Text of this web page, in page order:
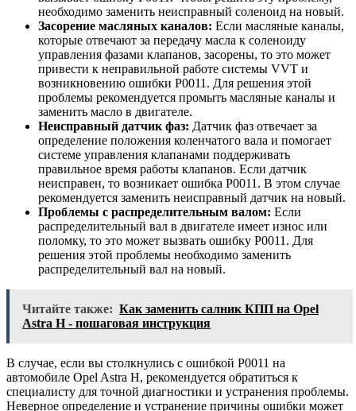
необходимо заменить неисправный соленоид на новый.
Засорение масляных каналов: Если масляные каналы,
которые отвечают за передачу масла к соленоиду
управления фазами клапанов, засорены, то это может
привести к неправильной работе системы VVT и
возникновению ошибки P0011. Для решения этой
проблемы рекомендуется промыть масляные каналы и
заменить масло в двигателе.
Неисправный датчик фаз: Датчик фаз отвечает за
определение положения коленчатого вала и помогает
системе управления клапанами поддерживать
правильное время работы клапанов. Если датчик
неисправен, то возникает ошибка P0011. В этом случае
рекомендуется заменить неисправный датчик на новый.
Проблемы с распределительным валом: Если
распределительный вал в двигателе имеет износ или
поломку, то это может вызвать ошибку P0011. Для
решения этой проблемы необходимо заменить
распределительный вал на новый.
Читайте также: Как заменить салник КПП на Opel
Astra H - пошаговая инструкция
В случае, если вы столкнулись с ошибкой P0011 на
автомобиле Opel Astra H, рекомендуется обратиться к
специалисту для точной диагностики и устранения проблемы.
Неверное определение и устранение причины ошибки может